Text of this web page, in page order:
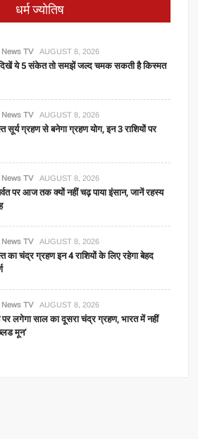
धर्म ज्योतिष
News TV AUGUST 8, 2026
ये 5 संकेत तो समझें जल्द चमक सकती है किस्मत
News TV AUGUST 8, 2026
सूर्य ग्रहण से बनेगा ग्रहण योग, इन 3 राशियों पर
News TV AUGUST 8, 2026
पर आज तक क्यों नहीं चढ़ पाया इंसान, जानें रहस्य
News TV AUGUST 8, 2026
का चंद्र ग्रहण इन 4 राशियों के लिए रहेगा बेहद
News TV AUGUST 8, 2026
पर लगेगा साल का दूसरा चंद्र ग्रहण, भारत में नहीं
मून’